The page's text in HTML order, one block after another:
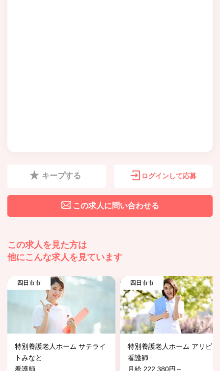
キープする ログインして応募
この求人に問い合わせる
この求人を見た方は
他にこんな求人を見ています
四日市市
特別養護老人ホーム サテライ
トみなと
看護師
四日市市
特別養護老人ホーム アリビオ
看護師
月給 222,380円～